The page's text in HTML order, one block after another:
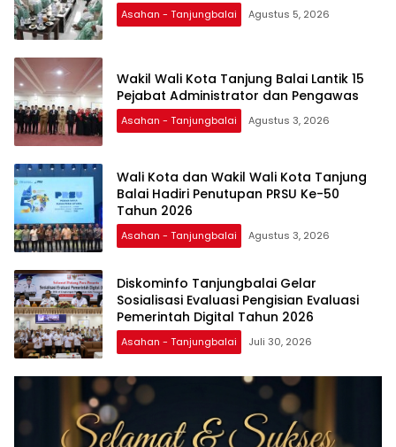
Asahan - Tanjungbalai Agustus 5, 2026
Wakil Wali Kota Tanjung Balai Lantik 15
Pejabat Administrator dan Pengawas
Asahan - Tanjungbalai Agustus 3, 2026
Wali Kota dan Wakil Wali Kota Tanjung
Balai Hadiri Penutupan PRSU Ke-50
Tahun 2026
Asahan - Tanjungbalai Agustus 3, 2026
Diskominfo Tanjungbalai Gelar
Sosialisasi Evaluasi Pengisian Evaluasi
Pemerintah Digital Tahun 2026
Asahan - Tanjungbalai Juli 30, 2026